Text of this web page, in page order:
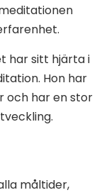
har sitt hjärta i
Hon har
och har en stor
måltider,